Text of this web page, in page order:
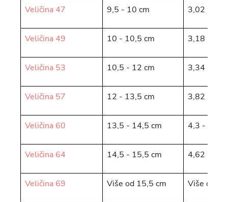
Veličina 47 9,5 - 10 cm 3,02 -
Veličina 49 10 - 10,5 cm 3,18 -
Veličina 53 10,5 - 12 cm 3,34 -
Veličina 57 12 - 13,5 cm 3,82 - 4,3
Veličina 60 13,5 - 14,5 cm 4,3 - 4,62
Veličina 64 14,5 - 15,5 cm 4,62 -
Veličina 69 Više od 15,5 cm Više od